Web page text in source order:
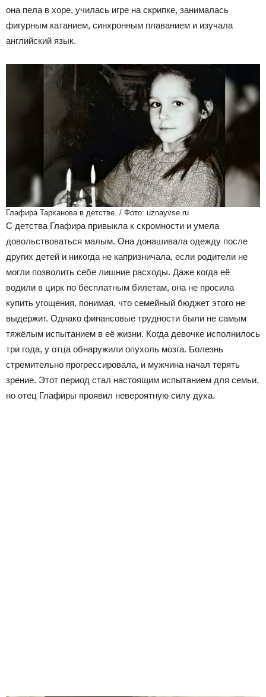
она пела в хоре, училась игре на скрипке, занималась
фигурным катанием, синхронным плаванием и изучала
английский язык.
Глафира Тарханова в детстве. / Фото: uznayvse.ru
С детства Глафира привыкла к скромности и умела
довольствоваться малым. Она донашивала одежду после
других детей и никогда не капризничала, если родители не
могли позволить себе лишние расходы. Даже когда её
водили в цирк по бесплатным билетам, она не просила
купить угощения, понимая, что семейный бюджет этого не
выдержит. Однако финансовые трудности были не самым
тяжёлым испытанием в её жизни. Когда девочке исполнилось
три года, у отца обнаружили опухоль мозга. Болезнь
стремительно прогрессировала, и мужчина начал терять
зрение. Этот период стал настоящим испытанием для семьи,
но отец Глафиры проявил невероятную силу духа.